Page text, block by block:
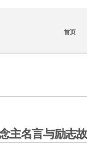
首页
主名言与励志